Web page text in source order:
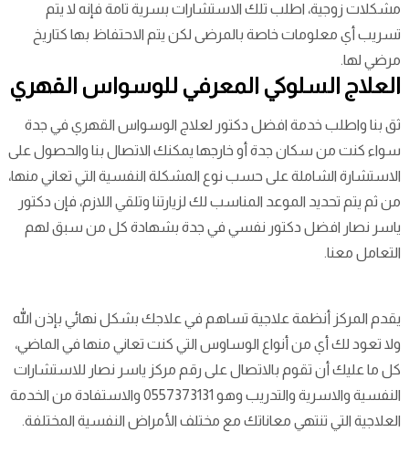
مشكلات زوجية، اطلب تلك الاستشارات بسرية تامة فإنه لا يتم
تسريب أي معلومات خاصة بالمرضى لكن يتم الاحتفاظ بها كتاريخ
مرضي لها.
العلاج السلوكي المعرفي للوسواس القهري
ثق بنا واطلب خدمة افضل دكتور لعلاج الوسواس القهري في جدة
سواء كنت من سكان جدة أو خارجها يمكنك الاتصال بنا والحصول على
الاستشارة الشاملة على حسب نوع المشكلة النفسية التي تعاني منها،
من ثم يتم تحديد الموعد المناسب لك لزيارتنا وتلقي اللازم، فإن دكتور
ياسر نصار افضل دكتور نفسي في جدة بشهادة كل من سبق لهم
التعامل معنا.
يقدم المركز أنظمة علاجية تساهم في علاجك بشكل نهائي بإذن الله
ولا تعود لك أي من أنواع الوساوس التي كنت تعاني منها في الماضي،
كل ما عليك أن تقوم بالاتصال على رقم مركز ياسر نصار للاستشارات
النفسية والاسرية والتدريب وهو 0557373131 والاستفادة من الخدمة
العلاجية التي تنتهي معاناتك مع مختلف الأمراض النفسية المختلفة.